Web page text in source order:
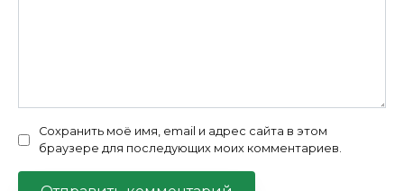
Сохранить моё имя, email и адрес сайта в этом
браузере для последующих моих комментариев.